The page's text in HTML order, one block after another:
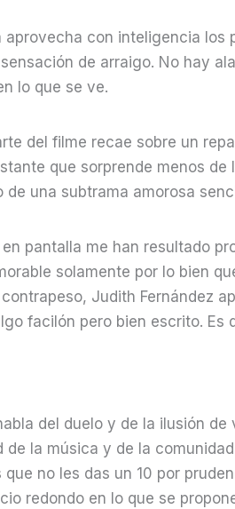
con inteligencia los
de arraigo. No hay
lo que se ve.
del filme recae sobre un
que sorprende menos
de una subtrama amorosa
pantalla me han resultado
solamente por lo bien
Judith Fernández
facilón pero bien escrito. Es
del duelo y de la ilusión
la música y de la
que no les das un 10 por
redondo en lo que se